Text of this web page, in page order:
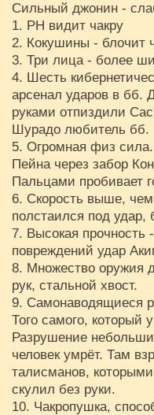
Сильный джонин -
1. РН видит чакру
2. Кокушины - блочит
3. Три лица - более
4. Шесть
арсенал ударов в бб.
руками отпиздили
Шурадо любитель бб.
5. Огромная физ
Пейна через забор
Пальцами пробивает
6. Скорость выше,
полстаился под удар,
7. Высокая прочность
повреждений удар
8. Множество оружия
рук, стальной хвост.
9. Самонаводящиеся
Того самого, который
Разрушение
человек умрёт. Там
талисманов,
скулил без руки.
10. Чакропушка,